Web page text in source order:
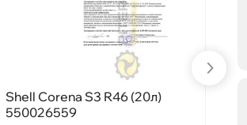
Shell Corena S3 R46 (20л)
550026559
Срочная за 2 ч – 399 ₽